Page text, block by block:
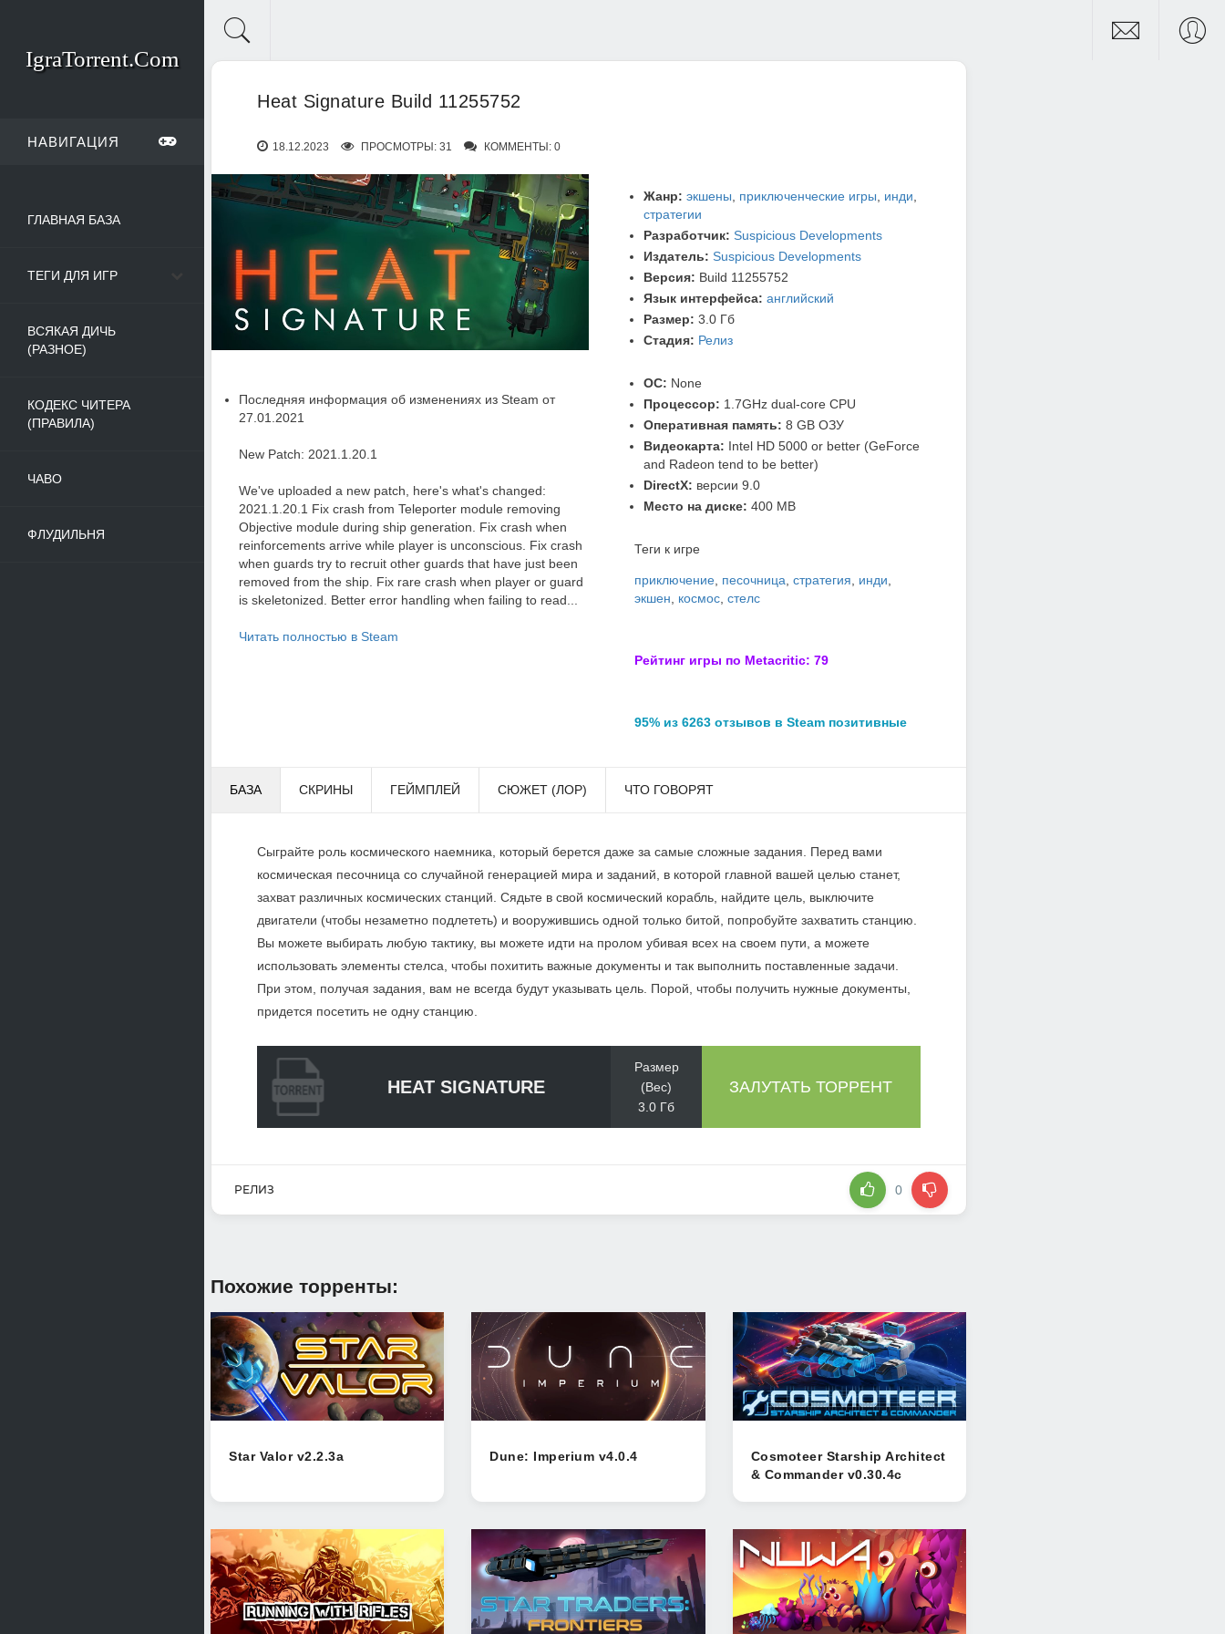
IgraTorrent.Com
НАВИГАЦИЯ
ГЛАВНАЯ БАЗА
ТЕГИ ДЛЯ ИГР
ВСЯКАЯ ДИЧЬ
(РАЗНОЕ)
КОДЕКС ЧИТЕРА
(ПРАВИЛА)
ЧАВО
ФЛУДИЛЬНЯ
Heat Signature Build 11255752
18.12.2023 ПРОСМОТРЫ: 31 КОММЕНТЫ: 0
Последняя информация об изменениях из Steam от
27.01.2021
New Patch: 2021.1.20.1
We've uploaded a new patch, here's what's changed:
2021.1.20.1 Fix crash from Teleporter module removing
Objective module during ship generation. Fix crash when
reinforcements arrive while player is unconscious. Fix crash
when guards try to recruit other guards that have just been
removed from the ship. Fix rare crash when player or guard
is skeletonized. Better error handling when failing to read...
Читать полностью в Steam
Жанр: экшены приключенческие игры инди
стратегии
Разработчик: Suspicious Developments
Издатель: Suspicious Developments
Версия: Build 11255752
Язык интерфейса: английский
Размер: 3.0 Гб
Стадия: Релиз
ОС: None
Процессор: 1.7GHz dual-core CPU
Оперативная память: 8 GB ОЗУ
Видеокарта: Intel HD 5000 or better (GeForce
and Radeon tend to be better)
DirectX: версии 9.0
Место на диске: 400 MB
Теги к игре
приключение, песочница стратегия инди
экшен
космос, стелс
Рейтинг игры по Metacritic: 79
95% из 6263 отзывов в Steam позитивные
БАЗА СКРИНЫ ГЕЙМПЛЕЙ СЮЖЕТ (ЛОР) ЧТО ГОВОРЯТ
Сыграйте роль космического наемника, который берется даже за самые сложные задания. Перед вами
космическая песочница со случайной генерацией мира и заданий, в которой главной вашей целью станет,
захват различных космических станций. Сядьте в свой космический корабль, найдите цель, выключите
двигатели (чтобы незаметно подлететь) и вооружившись одной только битой, попробуйте захватить станцию.
Вы можете выбирать любую тактику, вы можете идти на пролом убивая всех на своем пути, а можете
использовать элементы стелса, чтобы похитить важные документы и так выполнить поставленные задачи.
При этом, получая задания, вам не всегда будут указывать цель. Порой, чтобы получить нужные документы,
придется посетить не одну станцию.
HEAT SIGNATURE
Размер
(Вес)
3.0 Гб
ЗАЛУТАТЬ ТОРРЕНТ
РЕЛИЗ 0
Похожие торренты:
Star Valor v2.2.3a Dune: Imperium v4.0.4
Cosmoteer Starship Architect
& Commander v0.30.4c